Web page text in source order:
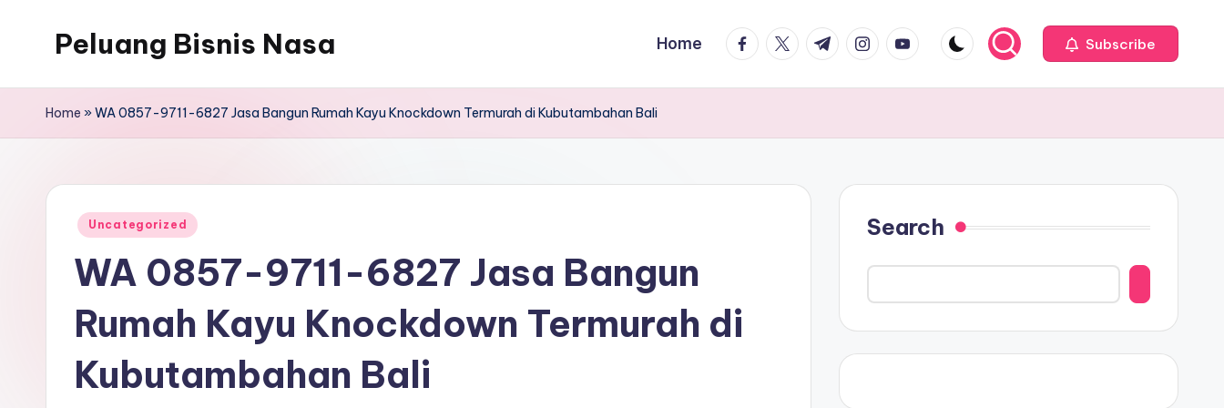
Peluang Bisnis Nasa Home facebook.com
twitter.com
t.me instagram.com
youtube.com Subscribe
Home »WA 0857-9711-6827 Jasa Bangun Rumah Kayu Knockdown Termurah di Kubutambahan Bali
Posted
Uncategorized
WA 0857-9711-6827 Jasa Bangun
Rumah Kayu Knockdown Termurah di
Kubutambahan Bali
Search